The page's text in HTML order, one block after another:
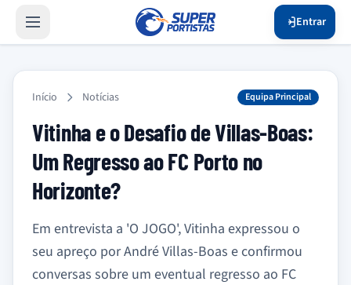
Entrar
Início Notícias Equipa Principal
Vitinha e o Desafio de Villas-Boas:
Um Regresso ao FC Porto no
Horizonte?
Em entrevista a 'O JOGO', Vitinha expressou o
seu apreço por André Villas-Boas e confirmou
conversas sobre um eventual regresso ao FC